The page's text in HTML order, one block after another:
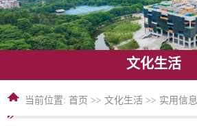
文化生活
当前位置:首页 >>文化生活 >> 实用信息